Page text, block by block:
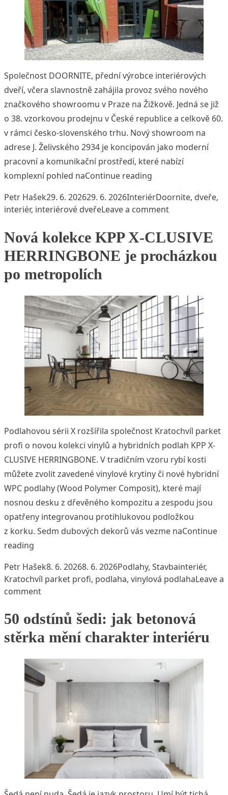
Společnost DOORNITE, přední výrobce interiérových
dveří, včera slavnostně zahájila provoz svého nového
značkového showroomu v Praze na Žižkově. Jedná se již
o 38. vzorkovou prodejnu v České republice a celkově 60.
v rámci česko-slovenského trhu. Nový showroom na
adrese J. Želivského 2934 je koncipován jako moderní
pracovní a komunikační prostředí, které nabízí
komplexní pohled naContinue reading
Posted by
Petr Hašek29. 6. 202629. 6. 2026Posted in
InteriérTags:
Doornite, dveře,
interiér, interiérové dveřeLeave a commenton
Nová kolekce KPP X-CLUSIVE
HERRINGBONE je procházkou
po metropolích
Podlahovou sérii X rozšířila společnost Kratochvíl parket
profi o novou kolekci vinylů a hybridních podlah KPP X-
CLUSIVE HERRINGBONE. V tradičním vzoru rybí kosti
můžete zvolit zavedené vinylové krytiny či nové hybridní
WPC podlahy (Wood Polymer Composit), které mají
nosnou desku z dřevěného kompozitu a zespodu jsou
opatřeny integrovanou protihlukovou podložkou
z korku. Sedm dubových dekorů vás vezme naContinue
reading
Posted by
Petr Hašek8. 6. 20268. 6. 2026Posted in
Podlahy, StavbaTags:
interiér,
Kratochvíl parket profi, podlaha, vinylová podlahaLeave a
commenton Nová kolekce KPP X-CLUSIVE
50 odstínů šedi: jak betonová
stěrka mění charakter interiéru